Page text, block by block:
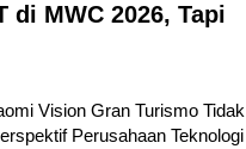
di MWC 2026, Tapi
Vision Gran Turismo Tidak
Perusahaan Teknologi